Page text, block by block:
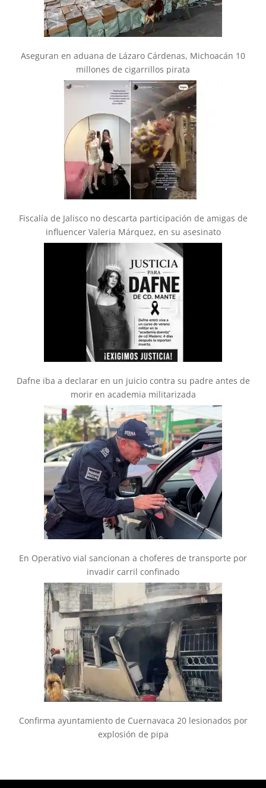
Aseguran en aduana de Lázaro Cárdenas, Michoacán 10
millones de cigarrillos pirata
Fiscalía de Jalisco no descarta participación de amigas de
influencer Valeria Márquez, en su asesinato
Dafne iba a declarar en un juicio contra su padre antes de
morir en academia militarizada
En Operativo vial sancionan a choferes de transporte por
invadir carril confinado
Confirma ayuntamiento de Cuernavaca 20 lesionados por
explosión de pipa